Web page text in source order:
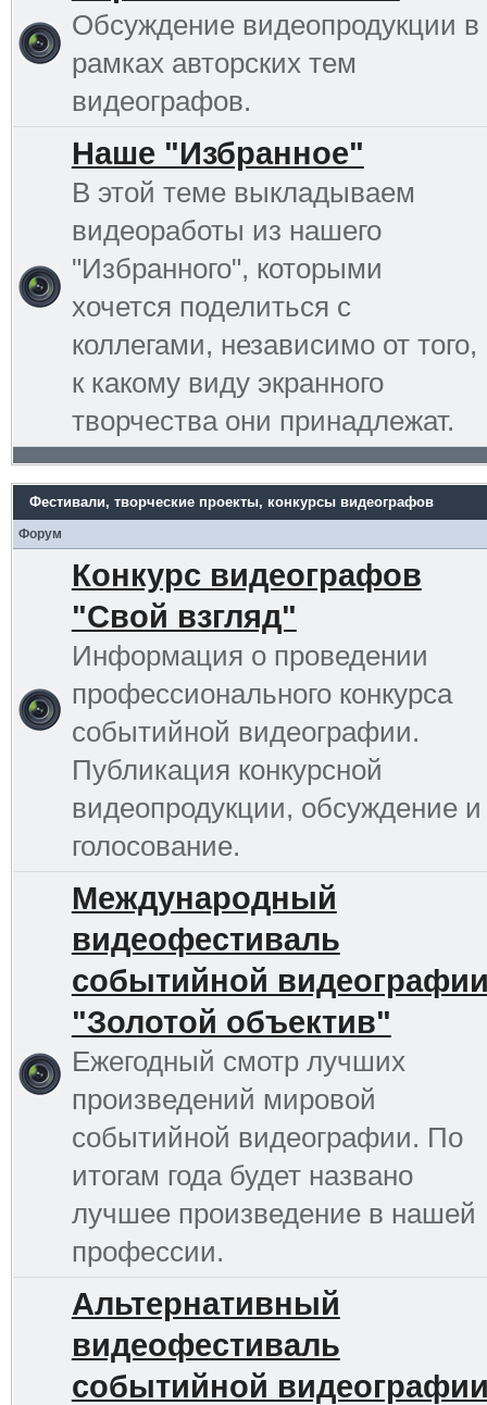
Обсуждение видеопродукции в
рамках авторских тем
видеографов.
Наше "Избранное"
В этой теме выкладываем
видеоработы из нашего
"Избранного", которыми
хочется поделиться с
коллегами, независимо от того,
к какому виду экранного
творчества они принадлежат.
Фестивали, творческие проекты, конкурсы видеографов
Форум
Конкурс видеографов
"Свой взгляд"
Информация о проведении
профессионального конкурса
событийной видеографии.
Публикация конкурсной
видеопродукции, обсуждение и
голосование.
Международный
видеофестиваль
событийной
"Золотой объектив"
Ежегодный смотр лучших
произведений мировой
событийной видеографии. По
итогам года будет названо
лучшее произведение в нашей
профессии.
Альтернативный
видеофестиваль
событийной